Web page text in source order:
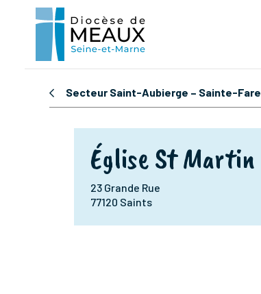
Secteur Saint-Aubierge – Sainte-Fare
Église St Martin
23 Grande Rue
77120 Saints